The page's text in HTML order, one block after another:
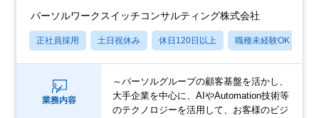
パーソルワークスイッチコンサルティング株式会社
正社員採用 土日祝休み 休日120日以上 職種未経験OK
業務内容
～パーソルグループの顧客基盤を活かし、
大手企業を中心に、AIやAutomation技術等
のテクノロジーを活用して、お客様のビジ